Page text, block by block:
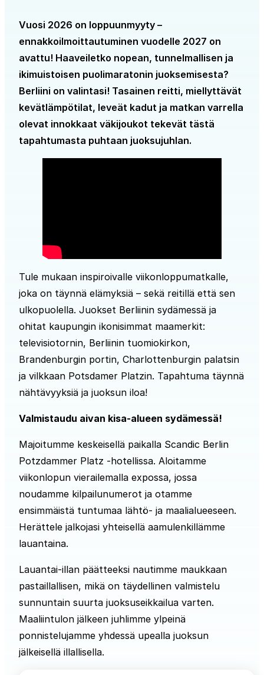
Vuosi 2026 on loppuunmyyty –
ennakkoilmoittautuminen vuodelle 2027 on
avattu! Haaveiletko nopean, tunnelmallisen ja
ikimuistoisen puolimaratonin juoksemisesta?
Berliini on valintasi! Tasainen reitti, miellyttävät
kevätlämpötilat, leveät kadut ja matkan varrella
olevat innokkaat väkijoukot tekevät tästä
tapahtumasta puhtaan juoksujuhlan.
Tule mukaan inspiroivalle viikonloppumatkalle,
joka on täynnä elämyksiä – sekä reitillä että sen
ulkopuolella. Juokset Berliinin sydämessä ja
ohitat kaupungin ikonisimmat maamerkit:
televisiotornin, Berliinin tuomiokirkon,
Brandenburgin portin, Charlottenburgin palatsin
ja vilkkaan Potsdamer Platzin. Tapahtuma täynnä
nähtävyyksiä ja juoksun iloa!
Valmistaudu aivan kisa-alueen sydämessä!
Majoitumme keskeisellä paikalla Scandic Berlin
Potzdammer Platz -hotellissa. Aloitamme
viikonlopun vierailemalla expossa, jossa
noudamme kilpailunumerot ja otamme
ensimmäistä tuntumaa lähtö- ja maalialueeseen.
Herättele jalkojasi yhteisellä aamulenkillämme
lauantaina.
Lauantai-illan päätteeksi nautimme maukkaan
pastaillallisen, mikä on täydellinen valmistelu
sunnuntain suurta juoksuseikkailua varten.
Maaliintulon jälkeen juhlimme ylpeinä
ponnistelujamme yhdessä upealla juoksun
jälkeisellä illallisella.